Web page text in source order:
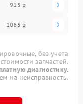
915 р
1065 р
без учета
стоимости запчастей.
диагностику.
на неисправность.